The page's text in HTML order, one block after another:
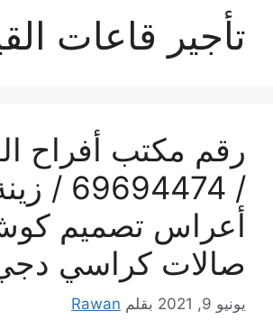
تأجير قاعات
رقم مكتب أفراح
/ 69694474 /
أعراس تصميم
صالات كراسي
يونيو 9, 2021 بقلم Rawan